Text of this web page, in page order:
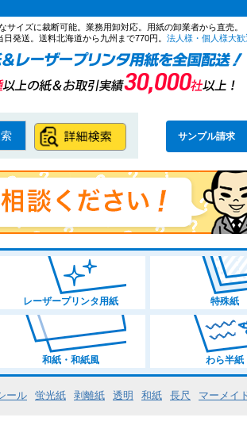
サイズに裁断可能。業務用卸対応。用紙の卸業者から直売。
発送。送料北海道から九州まで770円。 法人様・個人様大歓
サンプル請求
レーザープリンタ用紙 特殊紙
和紙・和紙風 わら半紙
ール 蛍光紙 剥離紙 透明 和紙 長尺 マーメイ